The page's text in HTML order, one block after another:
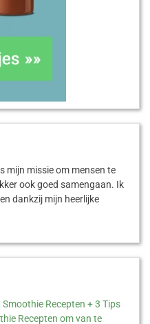
mijn missie om mensen te
ook goed samengaan. Ik
dankzij mijn heerlijke
Recepten + 3 Tips
Recepten om van te